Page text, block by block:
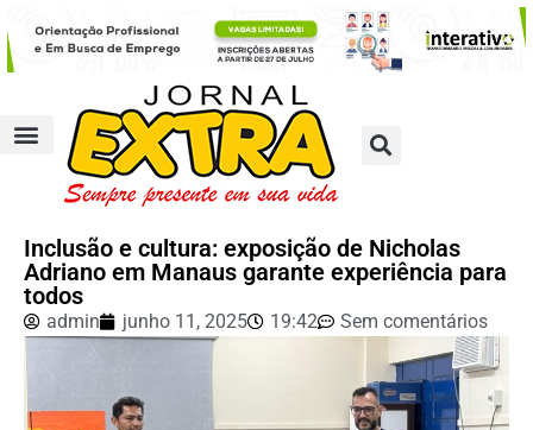
Inclusão e cultura: exposição de Nicholas
Adriano em Manaus garante experiência para
todos
admin junho 11, 2025 19:42 Sem comentários